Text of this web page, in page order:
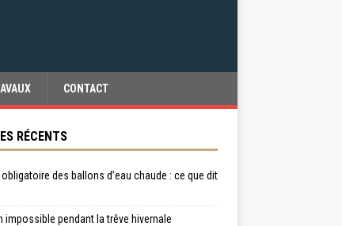
CONTACT
RÉCENTS
obligatoire des ballons d’eau chaude : ce que dit
impossible pendant la trêve hivernale